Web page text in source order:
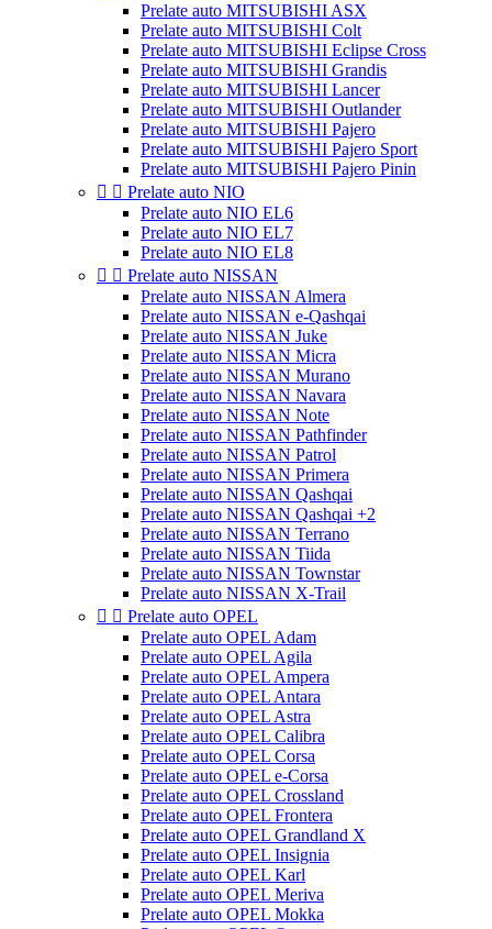
Prelate auto MITSUBISHI ASX
Prelate auto MITSUBISHI Colt
Prelate auto MITSUBISHI Eclipse Cross
Prelate auto MITSUBISHI Grandis
Prelate auto MITSUBISHI Lancer
Prelate auto MITSUBISHI Outlander
Prelate auto MITSUBISHI Pajero
Prelate auto MITSUBISHI Pajero Sport
Prelate auto MITSUBISHI Pajero Pinin
  Prelate auto NIO
Prelate auto NIO EL6
Prelate auto NIO EL7
Prelate auto NIO EL8
  Prelate auto NISSAN
Prelate auto NISSAN Almera
Prelate auto NISSAN e-Qashqai
Prelate auto NISSAN Juke
Prelate auto NISSAN Micra
Prelate auto NISSAN Murano
Prelate auto NISSAN Navara
Prelate auto NISSAN Note
Prelate auto NISSAN Pathfinder
Prelate auto NISSAN Patrol
Prelate auto NISSAN Primera
Prelate auto NISSAN Qashqai
Prelate auto NISSAN Qashqai +2
Prelate auto NISSAN Terrano
Prelate auto NISSAN Tiida
Prelate auto NISSAN Townstar
Prelate auto NISSAN X-Trail
  Prelate auto OPEL
Prelate auto OPEL Adam
Prelate auto OPEL Agila
Prelate auto OPEL Ampera
Prelate auto OPEL Antara
Prelate auto OPEL Astra
Prelate auto OPEL Calibra
Prelate auto OPEL Corsa
Prelate auto OPEL e-Corsa
Prelate auto OPEL Crossland
Prelate auto OPEL Frontera
Prelate auto OPEL Grandland X
Prelate auto OPEL Insignia
Prelate auto OPEL Karl
Prelate auto OPEL Meriva
Prelate auto OPEL Mokka